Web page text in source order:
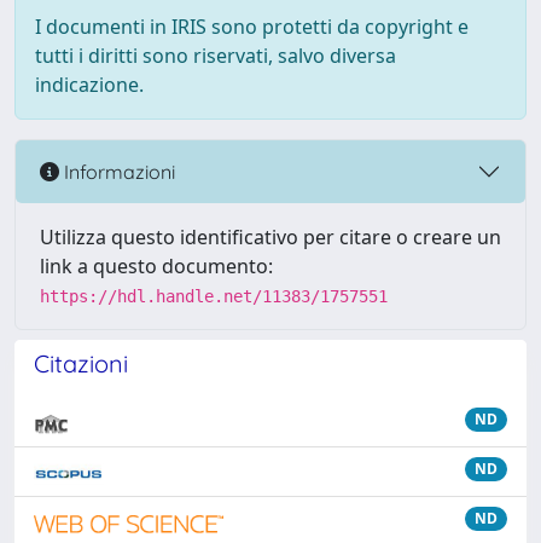
I documenti in IRIS sono protetti da copyright e
tutti i diritti sono riservati, salvo diversa
indicazione.
Informazioni
Utilizza questo identificativo per citare o creare un
link a questo documento:
https://hdl.handle.net/11383/1757551
Citazioni
ND
ND
ND